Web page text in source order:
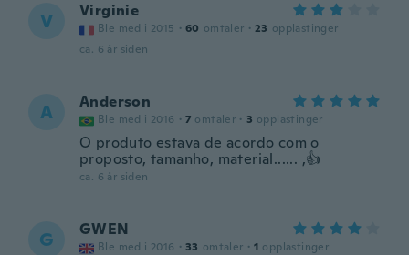
V Virginie
Ble med i 2015 · 60 omtaler · 23 opplastinger
ca. 6 år siden
A Anderson
Ble med i 2016 · 7 omtaler · 3 opplastinger
O produto estava de acordo com o
proposto, tamanho, material...... ,👍
ca. 6 år siden
G GWEN
Ble med i 2016 · 33 omtaler · 1 opplastinger